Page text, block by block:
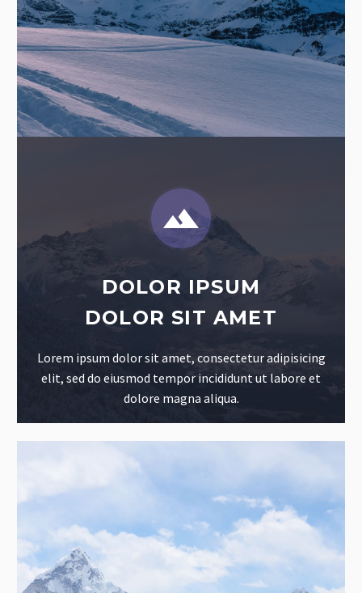


DOLOR IPSUM
DOLOR SIT AMET
Lorem ipsum dolor sit amet, consectetur adipisicing
elit, sed do eiusmod tempor incididunt ut labore et
dolore magna aliqua.